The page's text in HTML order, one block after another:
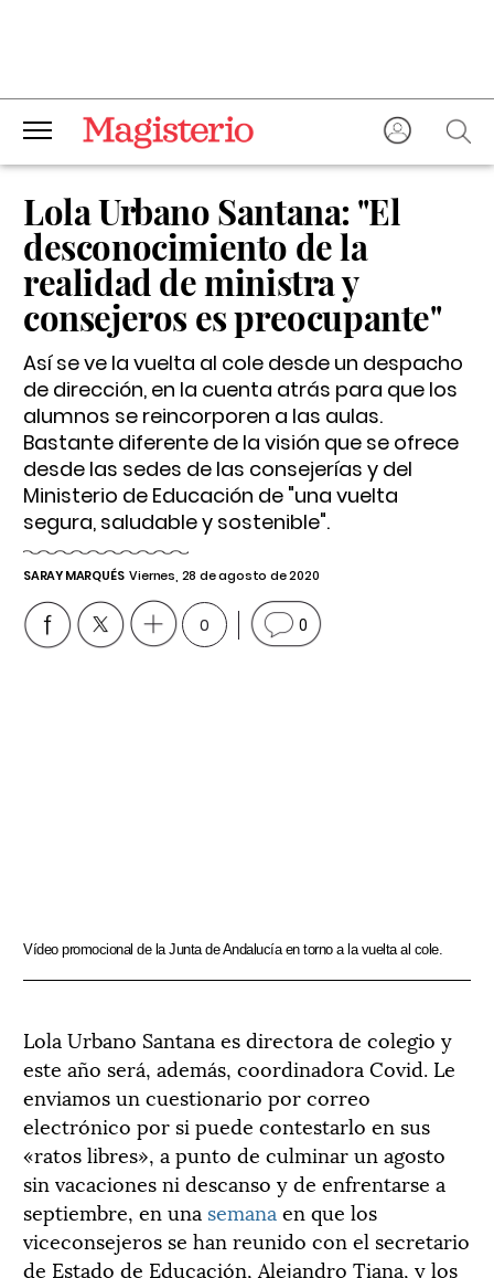
Lola Urbano Santana: "El
desconocimiento de la
realidad de ministra y
consejeros es preocupante"
Así se ve la vuelta al cole desde un despacho
de dirección, en la cuenta atrás para que los
alumnos se reincorporen a las aulas.
Bastante diferente de la visión que se ofrece
desde las sedes de las consejerías y del
Ministerio de Educación de "una vuelta
segura, saludable y sostenible".
SARAY MARQUÉS Viernes, 28 de agosto de 2020
0 0
Vídeo promocional de la Junta de Andalucía en torno a la vuelta al cole.
Lola Urbano Santana es directora de colegio y
este año será, además, coordinadora Covid. Le
enviamos un cuestionario por correo
electrónico por si puede contestarlo en sus
«ratos libres», a punto de culminar un agosto
sin vacaciones ni descanso y de enfrentarse a
septiembre, en una semana en que los
viceconsejeros se han reunido con el secretario
de Estado de Educación, Alejandro Tiana, y los